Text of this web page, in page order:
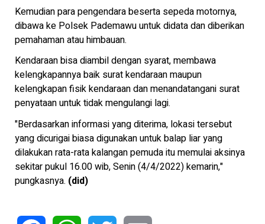
Kemudian para pengendara beserta sepeda motornya,
dibawa ke Polsek Pademawu untuk didata dan diberikan
pemahaman atau himbauan.
Kendaraan bisa diambil dengan syarat, membawa
kelengkapannya baik surat kendaraan maupun
kelengkapan fisik kendaraan dan menandatangani surat
penyataan untuk tidak mengulangi lagi.
"Berdasarkan informasi yang diterima, lokasi tersebut
yang dicurigai biasa digunakan untuk balap liar yang
dilakukan rata-rata kalangan pemuda itu memulai aksinya
sekitar pukul 16.00 wib, Senin (4/4/2022) kemarin,"
pungkasnya. (did)